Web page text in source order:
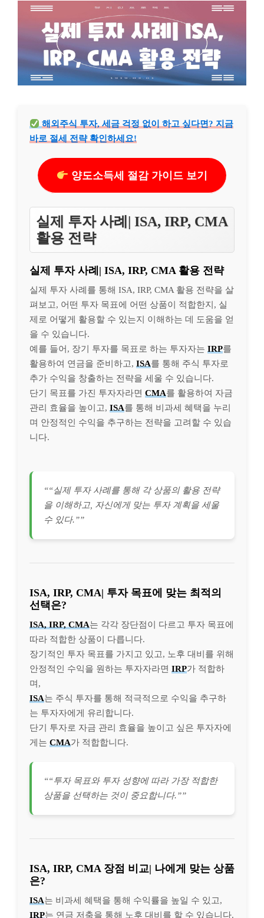
해외주식 투자, 세금 걱정 없이 하고 싶다면? 지금
바로 절세 전략 확인하세요!
양도소득세 절감 가이드 보기
실제 투자 사례| ISA, IRP, CMA
활용 전략
실제 투자 사례| ISA, IRP, CMA 활용 전략
실제 투자 사례를 통해 ISA, IRP, CMA 활용 전략을 살
펴보고, 어떤 투자 목표에 어떤 상품이 적합한지, 실
제로 어떻게 활용할 수 있는지 이해하는 데 도움을 얻
을 수 있습니다.
예를 들어, 장기 투자를 목표로 하는 투자자는 IRP를
활용하여 연금을 준비하고, ISA를 통해 주식 투자로
추가 수익을 창출하는 전략을 세울 수 있습니다.
단기 목표를 가진 투자자라면 CMA를 활용하여 자금
관리 효율을 높이고, ISA를 통해 비과세 혜택을 누리
며 안정적인 수익을 추구하는 전략을 고려할 수 있습
니다.
““실제 투자 사례를 통해 각 상품의 활용 전략
을 이해하고, 자신에게 맞는 투자 계획을 세울
수 있다.””
ISA, IRP, CMA| 투자 목표에 맞는 최적의
선택은?
ISA, IRP, CMA는 각각 장단점이 다르고 투자 목표에
따라 적합한 상품이 다릅니다.
장기적인 투자 목표를 가지고 있고, 노후 대비를 위해
안정적인 수익을 원하는 투자자라면 IRP가 적합하
며,
ISA는 주식 투자를 통해 적극적으로 수익을 추구하
는 투자자에게 유리합니다.
단기 투자로 자금 관리 효율을 높이고 싶은 투자자에
게는 CMA가 적합합니다.
““투자 목표와 투자 성향에 따라 가장 적합한
상품을 선택하는 것이 중요합니다.””
ISA, IRP, CMA 장점 비교| 나에게 맞는 상품
은?
ISA는 비과세 혜택을 통해 수익률을 높일 수 있고,
IRP는 연금 저축을 통해 노후 대비를 할 수 있습니다.